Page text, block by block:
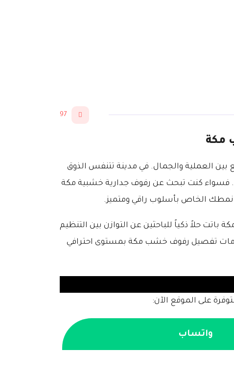
97
مكة
العملية والجمال. في مدينة تتنفس الذوق
فسواء كنت تبحث عن رفوف جدارية خشبية مكة
نمطك الخاص بأسلوب راقي ومتميز.
باتت حلاً ذكياً للباحثين عن التوازن بين التنظيم
تفصيل رفوف خشب مكة بمستوى احترافي
على الموقع الآن:
واتساب